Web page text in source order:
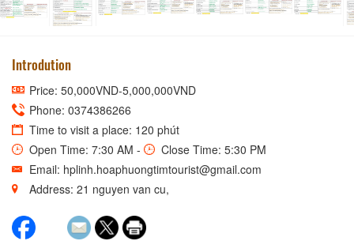
Introdution
Price: 50,000VND-5,000,000VND
Phone: 0374386266
Time to visit a place: 120 phút
Open Time: 7:30 AM -
Close Time: 5:30 PM
Email: hplinh.hoaphuongtimtourist@gmail.com
Address: 21 nguyen van cu,